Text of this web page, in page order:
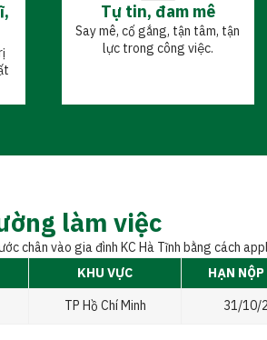
Tự tin, đam mê
Say mê, cố gắng, tận tâm, tận
lực trong công việc.
làm việc
chân vào gia đình KC Hà Tĩnh bằng cách
KHU VỰC
HẠN NỘP
TP Hồ Chí Minh 31/10/